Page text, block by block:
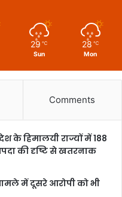
29 ℃
Sun
28 ℃
Mon
Comments
के हिमालयी राज्यों में 188
की दृष्टि से खतरनाक
में दूसरे आरोपी को भी